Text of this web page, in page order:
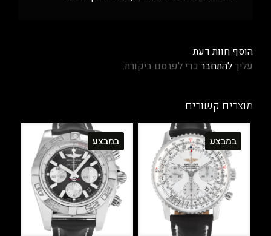
הוסף חוות דעת
עליךלהתחבר כדי לפרסם ביקורת.
מוצרים קשורים
במבצע במבצע